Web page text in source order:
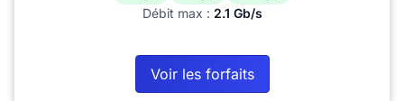
Débit max : 2.1 Gb/s
Voir les forfaits